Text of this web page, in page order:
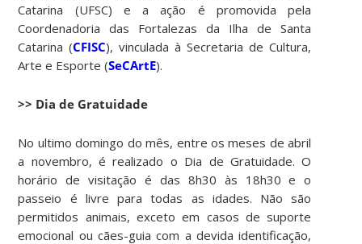
Catarina (UFSC) e a ação é promovida pela
Coordenadoria das Fortalezas da Ilha de Santa
Catarina (CFISC), vinculada à Secretaria de Cultura,
Arte e Esporte (SeCArtE).
>> Dia de Gratuidade
No ultimo domingo do mês, entre os meses de abril
a novembro, é realizado o Dia de Gratuidade. O
horário de visitação é das 8h30 às 18h30 e o
passeio é livre para todas as idades. Não são
permitidos animais, exceto em casos de suporte
emocional ou cães-guia com a devida identificação,